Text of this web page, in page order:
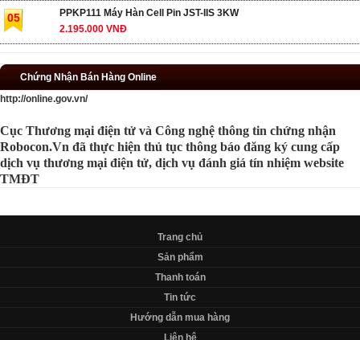
05
PPKP111 Máy Hàn Cell Pin JST-IIS 3KW
2.195.000 VNĐ
Chứng Nhận Bán Hàng Online
http://online.gov.vn/
Cục Thương mại điện tử và Công nghệ thông tin chứng nhận
Robocon.Vn đã thực hiện thủ tục thông báo đăng ký cung cấp
dịch vụ thương mại điện tử, dịch vụ đánh giá tín nhiệm website
TMĐT
Trang chủ
Sản phẩm
Thanh toán
Tin tức
Hướng dẫn mua hàng
Liên hệ